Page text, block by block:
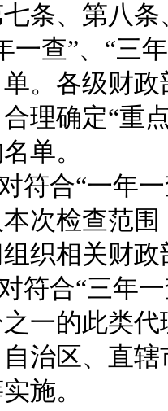
条、第八
一查”、“三
。各级财
理确定“重
单。
合“一年一
次检查范
织相关财
合“三年一
一的此类
治区、直
施。